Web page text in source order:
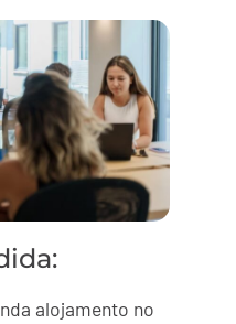
alojamento no